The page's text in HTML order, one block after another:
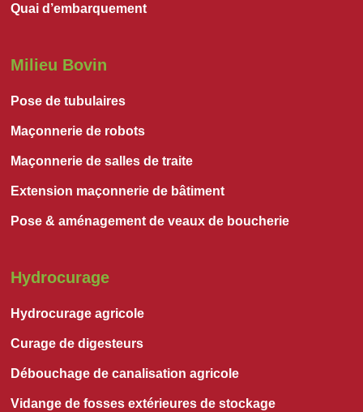
Quai d’embarquement
Milieu Bovin
Pose de tubulaires
Maçonnerie de robots
Maçonnerie de salles de traite
Extension maçonnerie de bâtiment
Pose & aménagement de veaux de boucherie
Hydrocurage
Hydrocurage agricole
Curage de digesteurs
Débouchage de canalisation agricole
Vidange de fosses extérieures de stockage